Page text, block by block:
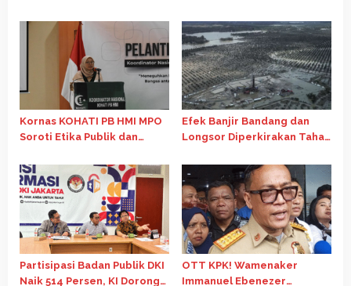
yang Sudah Selesai Sebelum
Dimulai
Kornas KOHATI PB HMI MPO
Soroti Etika Publik dan
Efek Banjir Bandang dan
Longsor Diperkirakan Tahan
Partisipasi Badan Publik DKI
Naik 514 Persen, KI Dorong
OTT KPK! Wamenaker
Immanuel Ebenezer